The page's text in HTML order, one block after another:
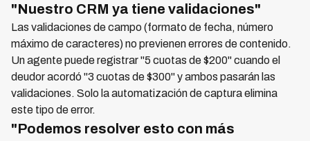
"Nuestro CRM ya tiene validaciones"
Las validaciones de campo (formato de fecha, número
máximo de caracteres) no previenen errores de contenido.
Un agente puede registrar "5 cuotas de $200" cuando el
deudor acordó "3 cuotas de $300" y ambos pasarán las
validaciones. Solo la automatización de captura elimina
este tipo de error.
"Podemos resolver esto con más